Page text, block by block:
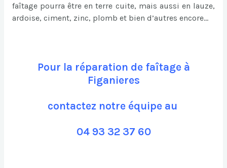
faîtage pourra être en terre cuite, mais aussi en lauze,
ardoise, ciment, zinc, plomb et bien d’autres encore…
Pour la réparation de faîtage à
Figanieres
contactez notre équipe au
04 93 32 37 60